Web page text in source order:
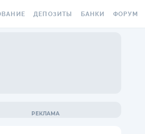
ДЕПОЗИТЫ БАНКИ ФОРУМ